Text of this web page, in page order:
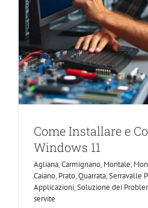
Come Installare e
Windows 11
Agliana,Carmignano, Montale,
Caiano, Prato,Quarrata,Serravalle
Applicazioni,Soluzione dei
servite